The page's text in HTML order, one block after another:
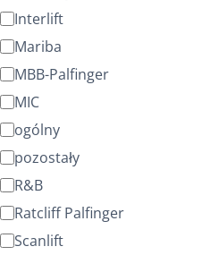
Interlift
Mariba
MBB-Palfinger
MIC
ogólny
pozostały
R&B
Ratcliff Palfinger
Scanlift